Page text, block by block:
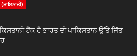
ਟੈਂਕ ਹੈ ਭਾਰਤ ਦੀ ਪਾਕਿਸਤਾਨ ਉੱਤੇ ਜਿੱਤ